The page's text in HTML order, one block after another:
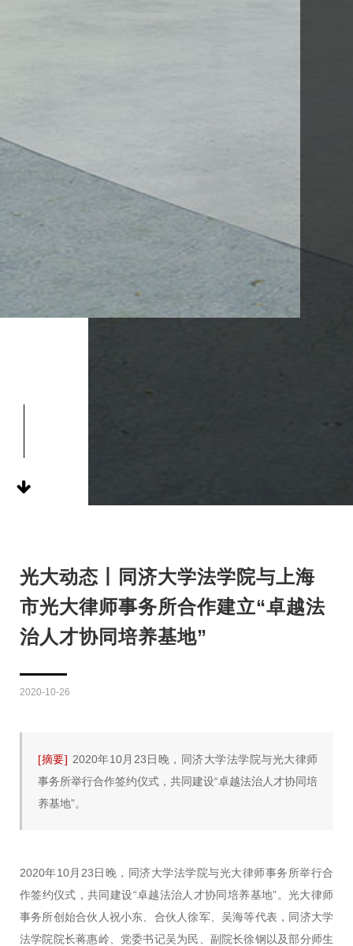
光大动态丨同济大学法学院与上海
市光大律师事务所合作建立“卓越法
治人才协同培养基地”
2020-10-26
[摘要] 2020年10月23日晚，同济大学法学院与光大律师
事务所举行合作签约仪式，共同建设“卓越法治人才协同培
养基地”。
2020年10月23日晚，同济大学法学院与光大律师事务所举行合
作签约仪式，共同建设“卓越法治人才协同培养基地”。光大律师
事务所创始合伙人祝小东、合伙人徐军、吴海等代表，同济大学
法学院院长蒋惠岭、党委书记吴为民、副院长徐钢以及部分师生